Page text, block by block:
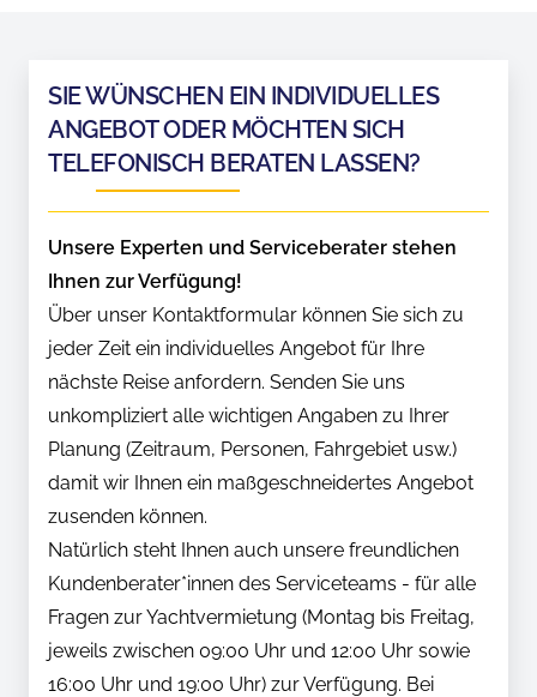
SIE WÜNSCHEN EIN INDIVIDUELLES
ANGEBOT ODER MÖCHTEN SICH
TELEFONISCH BERATEN LASSEN?
Unsere Experten und Serviceberater stehen
Ihnen zur Verfügung!
Über unser Kontaktformular können Sie sich zu
jeder Zeit ein individuelles Angebot für Ihre
nächste Reise anfordern. Senden Sie uns
unkompliziert alle wichtigen Angaben zu Ihrer
Planung (Zeitraum, Personen, Fahrgebiet usw.)
damit wir Ihnen ein maßgeschneidertes Angebot
zusenden können.
Natürlich steht Ihnen auch unsere freundlichen
Kundenberater*innen des Serviceteams - für alle
Fragen zur Yachtvermietung (Montag bis Freitag,
jeweils zwischen 09:00 Uhr und 12:00 Uhr sowie
16:00 Uhr und 19:00 Uhr) zur Verfügung. Bei